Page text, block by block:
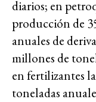
diarios; en
producción de
anuales de
millones de
en fertilizantes
toneladas